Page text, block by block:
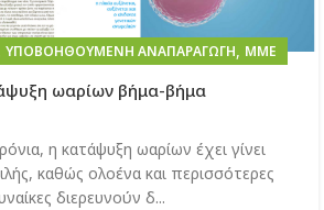
ΥΠΟΒΟΗΘΟΎΜΕΝΗ ΑΝΑΠΑΡΑΓΩΓΉ, ΜΜΕ
ωαρίων βήμα-βήμα
η κατάψυξη ωαρίων έχει γίνει
καθώς ολοένα και περισσότερες
διερευνούν δ...